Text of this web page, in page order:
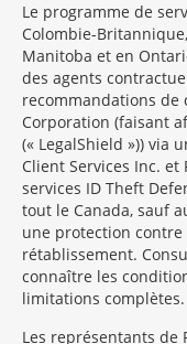
Le programme de
Colombie-
Manitoba et en
des agents
recommandations de
Corporation (faisant
(« LegalShield »)) via
Client Services Inc. et
services ID Theft
tout le Canada, sauf
une protection contre
rétablissement.
connaître les
limitations complètes.
Les représentants de